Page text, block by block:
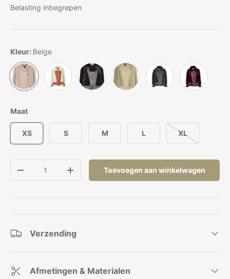
Belasting inbegrepen
Kleur: Beige
Beige Leer Bruin/Ivoor
Maat
XS S M L XL
Verlaag de hoeveelheidVerhoog de hoeveelheid
Toevoegen aan winkelwagen
Verzending
Afmetingen & Materialen